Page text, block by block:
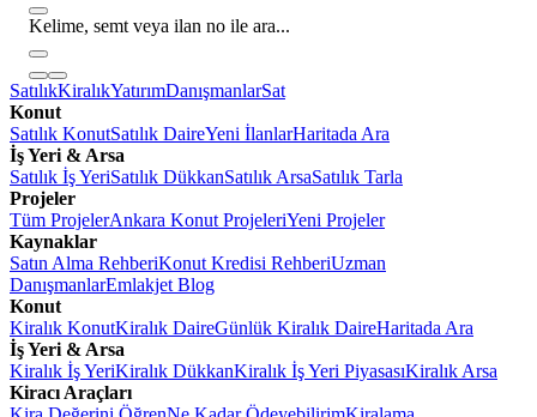
Kelime, semt veya ilan no ile ara...
SatılıkKiralıkYatırımDanışmanlarSat
Konut
Satılık KonutSatılık DaireYeni İlanlarHaritada Ara
İş Yeri & Arsa
Satılık İş YeriSatılık DükkanSatılık ArsaSatılık Tarla
Projeler
Tüm ProjelerAnkara Konut ProjeleriYeni Projeler
Kaynaklar
Satın Alma RehberiKonut Kredisi RehberiUzman
DanışmanlarEmlakjet Blog
Konut
Kiralık KonutKiralık DaireGünlük Kiralık DaireHaritada Ara
İş Yeri & Arsa
Kiralık İş YeriKiralık DükkanKiralık İş Yeri PiyasasıKiralık Arsa
Kiracı Araçları